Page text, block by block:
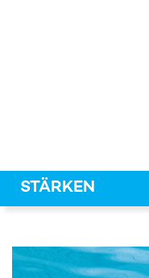
STÄRKEN